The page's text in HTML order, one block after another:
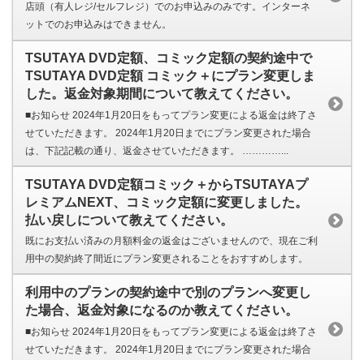
店頭（有人レジ/セルフレジ）でのお申込みのみです。インターネ
ットでのお申込みはできません。
TSUTAYA DVD定額、コミック定額の契約途中で
TSUTAYA DVD定額 コミック＋にプラン変更しま
した。返金対象期間について教えてください。
■お知らせ 2024年1月20日をもってプラン変更による返金は終了さ
せていただきます。 2024年1月20日までにプラン変更された場合
は、下記記載の通り、返金させていただきます。 …………...
TSUTAYA DVD定額コミック＋からTSUTAYAプ
レミアムNEXT、コミック定額に変更しました。
払い戻しについて教えてください。
既にお支払い済みの月額料金の返金はございませんので、現在ご利
用中の契約終了間近にプラン変更されることをおすすめします。
利用中のプランの契約途中で別のプランへ変更し
た場合、返金対象になるのか教えてください。
■お知らせ 2024年1月20日をもってプラン変更による返金は終了さ
せていただきます。 2024年1月20日までにプラン変更された場合